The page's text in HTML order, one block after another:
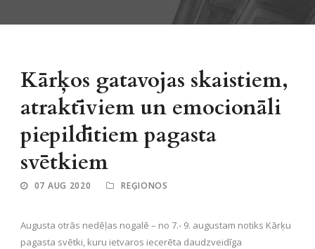
Kārķos gatavojas skaistiem,
atraktīviem un emocionāli
piepildītiem pagasta
svētkiem
07 AUG 2020 REĢIONOS
Augusta otrās nedēļas nogalē – no 7.- 9. augustam notiks Kārķu
pagasta svētki, kuru ietvaros iecerēta daudzveidīga